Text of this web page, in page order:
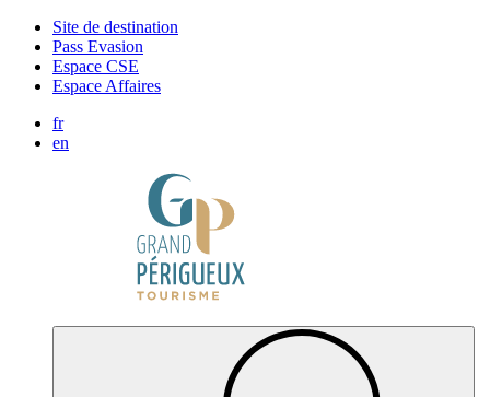
Site de destination
Pass Evasion
Espace CSE
Espace Affaires
fr
en